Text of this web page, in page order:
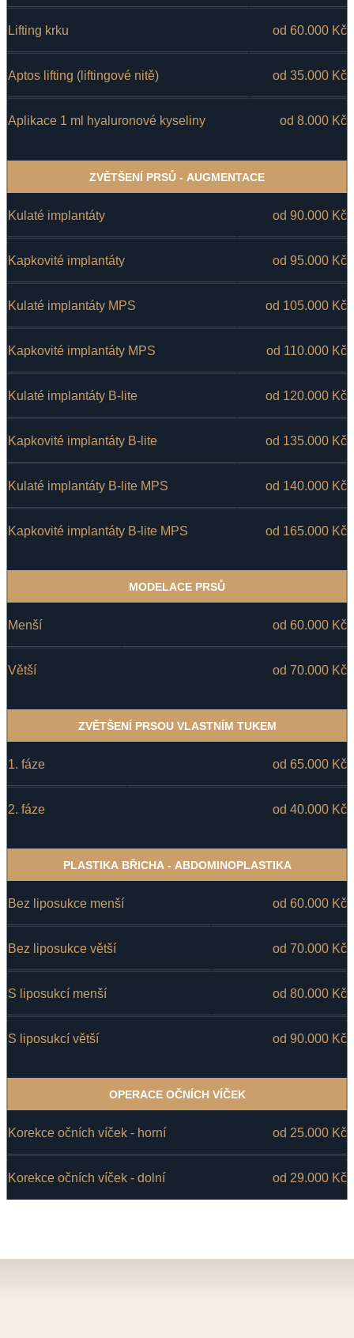
Lifting krku od 60.000 Kč
Aptos lifting (liftingové nitě) od 35.000 Kč
Aplikace 1 ml hyaluronové kyseliny od 8.000 Kč
ZVĚTŠENÍ PRSŮ - AUGMENTACE
Kulaté implantáty od 90.000 Kč
Kapkovité implantáty od 95.000 Kč
Kulaté implantáty MPS od 105.000 Kč
Kapkovité implantáty MPS od 110.000 Kč
Kulaté implantáty B-lite od 120.000 Kč
Kapkovité implantáty B-lite od 135.000 Kč
Kulaté implantáty B-lite MPS od 140.000 Kč
Kapkovité implantáty B-lite MPS od 165.000 Kč
MODELACE PRSŮ
Menší od 60.000 Kč
Větší od 70.000 Kč
ZVĚTŠENÍ PRSOU VLASTNÍM TUKEM
1. fáze od 65.000 Kč
2. fáze od 40.000 Kč
PLASTIKA BŘICHA - ABDOMINOPLASTIKA
Bez liposukce menší od 60.000 Kč
Bez liposukce větší od 70.000 Kč
S liposukcí menší od 80.000 Kč
S liposukcí větší od 90.000 Kč
OPERACE OČNÍCH VÍČEK
Korekce očních víček - horní od 25.000 Kč
Korekce očních víček - dolní od 29.000 Kč